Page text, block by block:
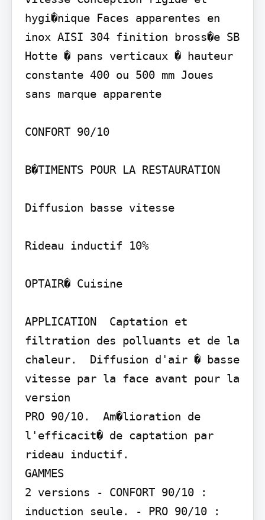
hygi�nique Faces apparentes en
inox AISI 304 finition bross�e SB
Hotte � pans verticaux � hauteur
constante 400 ou 500 mm Joues
sans marque apparente
CONFORT 90/10
B�TIMENTS POUR LA RESTAURATION
Diffusion basse vitesse
Rideau inductif 10%
OPTAIR� Cuisine
APPLICATION  Captation et
filtration des polluants et de la
chaleur.  Diffusion d'air � basse
vitesse par la face avant pour la
version
PRO 90/10.  Am�lioration de
l'efficacit� de captation par
rideau inductif.
GAMMES
2 versions - CONFORT 90/10 :
induction seule. - PRO 90/10 :